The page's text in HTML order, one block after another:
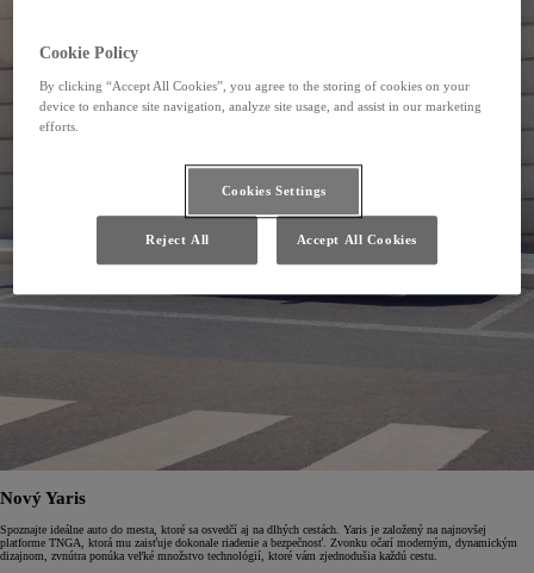
Nový Yaris
Spoznajte ideálne auto do mesta, ktoré sa osvedčí aj na dlhých cestách. Yaris je založený na najnovšej
platforme TNGA, ktorá mu zaisťuje dokonale riadenie a bezpečnosť. Zvonku očarí moderným, dynamickým
dizajnom, zvnútra ponúka veľké množstvo technológií, ktoré vám zjednodušia každú cestu.
Cookie Policy
By clicking “Accept All Cookies”, you agree to the storing of cookies on your
device to enhance site navigation, analyze site usage, and assist in our marketing
efforts.
Cookies Settings
Reject All Accept All Cookies